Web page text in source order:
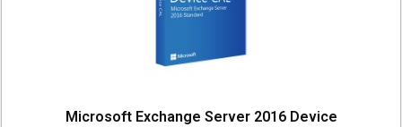
Microsoft Exchange Server 2016 Device